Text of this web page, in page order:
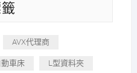
AVX代理商
動車床 L型資料夾